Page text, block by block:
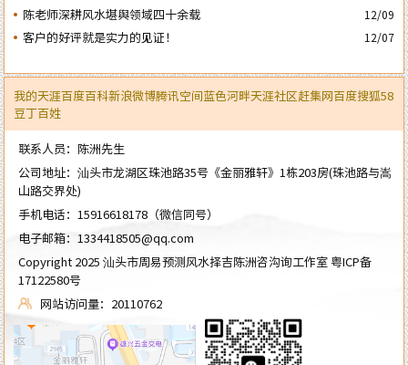
陈老师深耕风水堪舆领域四十余载 12/09
客户的好评就是实力的见证！ 12/07
我的天涯百度百科新浪微博腾讯空间蓝色河畔天涯社区赶集网百度搜狐58
豆丁百姓
联系人员：陈洲先生
公司地址：汕头市龙湖区珠池路35号《金丽雅轩》1栋203房(珠池路与嵩
山路交界处)
手机电话： 15916618178 （微信同号）
电子邮箱： 1334418505@qq.com
Copyright 2025 汕头市周易预测风水择吉陈洲咨沟询工作室粤ICP备
17122580号
网站访问量：20110762